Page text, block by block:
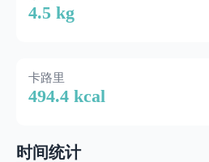
4.5 kg
卡路里
494.4 kcal
时间统计